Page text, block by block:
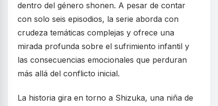
dentro del género shonen. A pesar de contar
con solo seis episodios, la serie aborda con
crudeza temáticas complejas y ofrece una
mirada profunda sobre el sufrimiento infantil y
las consecuencias emocionales que perduran
más allá del conflicto inicial.
La historia gira en torno a Shizuka, una niña de